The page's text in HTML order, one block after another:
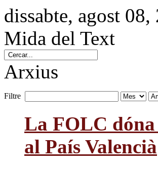
dissabte, agost 08,
Mida del Text
Arxius
Filtre
La FOLC
al País Valencià